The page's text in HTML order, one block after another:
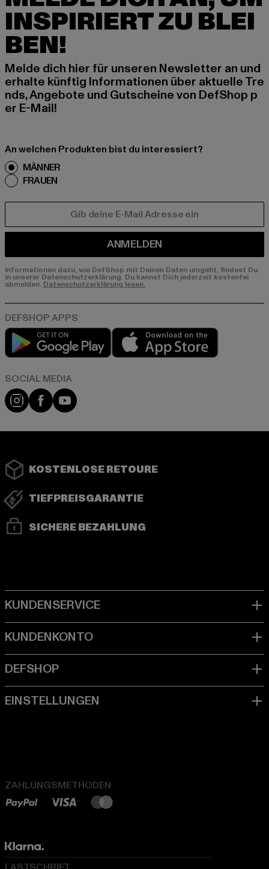
INSPIRIERT ZU BLEI
BEN!
Melde dich hier für unseren Newsletter an und
erhalte künftig Informationen über aktuelle Tre
nds, Angebote und Gutscheine von DefShop p
er E-Mail!
An welchen Produkten bist du interessiert?
MÄNNER
FRAUEN
ANMELDEN
Informationen dazu, wie DefShop mit Deinen Daten umgeht, findest Du
in unserer Datenschutzerklärung. Du kannst Dich jederzeit kostenfei
abmelden. Datenschutzerklärung lesen.
Play market
Instagram
FacebookYouTube
KOSTENLOSE RETOURE
TIEFPREISGARANTIE
SICHERE BEZAHLUNG
ZAHLUNGSMETHODEN